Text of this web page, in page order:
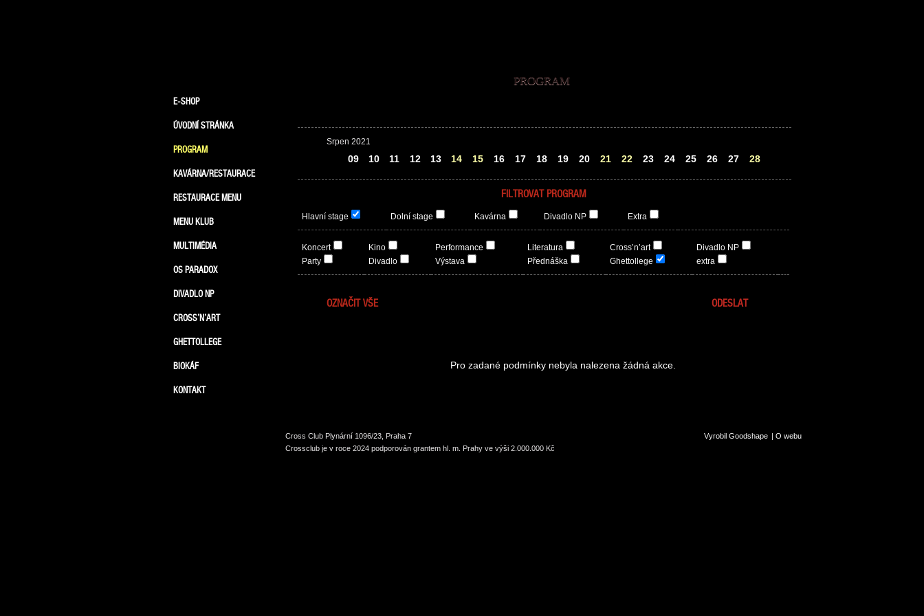
E-SHOP
ÚVODNÍ STRÁNKA
PROGRAM
KAVÁRNA/RESTAURACE
RESTAURACE MENU
MENU KLUB
MULTIMÉDIA
OS PARADOX
DIVADLO NP
CROSS’N’ART
GHETTOLLEGE
BIOKÁF
KONTAKT
PROGRAM
Srpen 2021
09 10 11 12 13 14 15 16 17 18 19 20 21 22 23 24 25 26 27 28
FILTROVAT PROGRAM
Hlavní stage Dolní stage Kavárna Divadlo NP Extra
Koncert
Party
Kino
Divadlo
Performance
Výstava
Literatura
Přednáška
Cross’n’art
Ghettollege
Divadlo NP
extra
OZNAČIT VŠE
Pro zadané podmínky nebyla nalezena žádná akce.
Cross Club Plynární 1096/23, Praha 7 Vyrobil Goodshape | O webu
Crossclub je v roce 2024 podporován grantem hl. m. Prahy ve výši 2.000.000 Kč